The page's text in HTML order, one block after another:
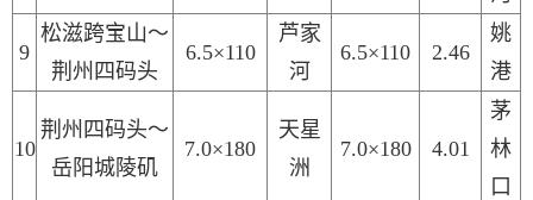
9
松滋跨宝山～
荆州四码头
6.5×110
芦家
河
6.5×110 2.46
姚
港
10
荆州四码头～
岳阳城陵矶
7.0×180
天星
洲
7.0×180 4.01
茅
林
口